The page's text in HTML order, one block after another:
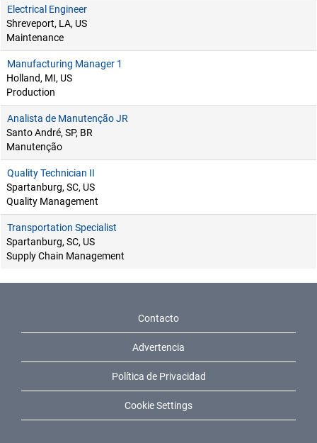
Electrical Engineer
Shreveport, LA, US
Maintenance
Manufacturing Manager 1
Holland, MI, US
Production
Analista de Manutenção JR
Santo André, SP, BR
Manutenção
Quality Technician II
Spartanburg, SC, US
Quality Management
Transportation Specialist
Spartanburg, SC, US
Supply Chain Management
Contacto
Advertencia
Política de Privacidad
Cookie Settings